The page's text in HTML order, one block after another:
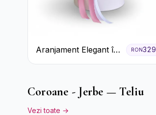
Aranjament Elegant în
Cutie Roz cu Trandafiri
RON329
Coroane - Jerbe — Teliu
Vezi toate →